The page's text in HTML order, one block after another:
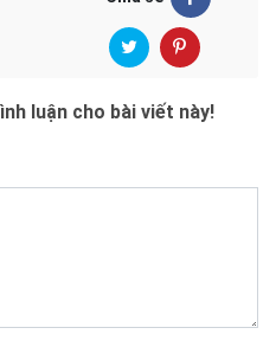
luận cho bài viết này!